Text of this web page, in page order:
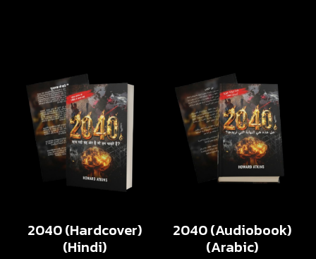
2040 (Hardcover)
(Hindi)
2040 (Audiobook)
(Arabic)